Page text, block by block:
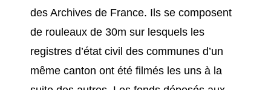
des Archives de France. Ils se composent
de rouleaux de 30m sur lesquels les
registres d’état civil des communes d’un
même canton ont été filmés les uns à la